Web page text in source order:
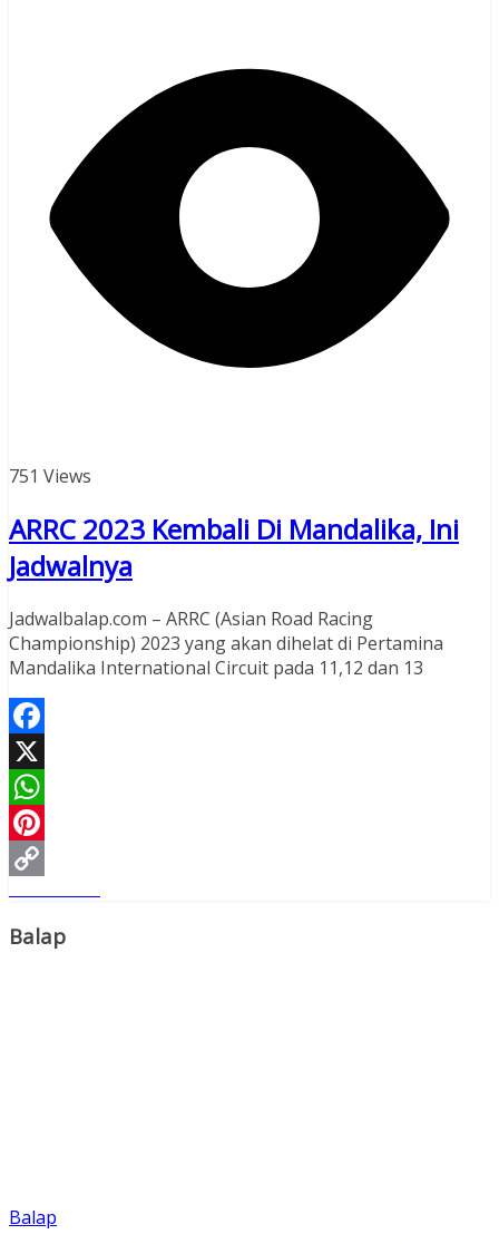
751 Views
ARRC 2023 Kembali Di Mandalika, Ini
Jadwalnya
Jadwalbalap.com – ARRC (Asian Road Racing
Championship) 2023 yang akan dihelat di Pertamina
Mandalika International Circuit pada 11,12 dan 13
Facebook
X
WhatsApp
Pinterest
Copy
Link
Balap
Balap